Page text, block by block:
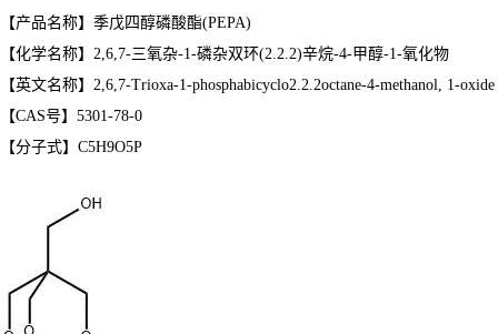
【产品名称】季戊四醇磷酸酯(PEPA)
【化学名称】2,6,7-三氧杂-1-磷杂双环(2.2.2)辛烷-4-甲醇-1-氧化物
【英文名称】2,6,7-Trioxa-1-phosphabicyclo2.2.2octane-4-methanol, 1-oxide
【CAS号】5301-78-0
【分子式】C5H9O5P